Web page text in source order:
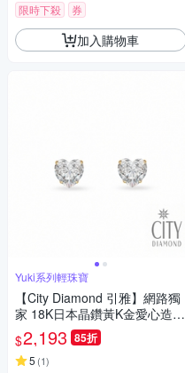
限時下殺 券
加入購物車
Yuki系列輕珠寶
【City Diamond 引雅】網路獨
家 18K日本晶鑽黃K金愛心造型
耳環(東京Yuki系列)
$2,193 85折
5 (1)